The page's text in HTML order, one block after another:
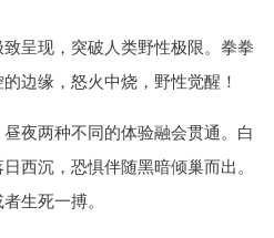
呈现，突破人类野性极限。拳拳
边缘，怒火中烧，野性觉醒！
夜两种不同的体验融会贯通。白
西沉，恐惧伴随黑暗倾巢而出。
生死一搏。